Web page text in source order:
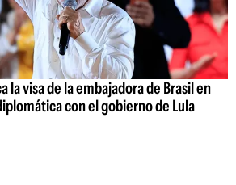
la visa de la embajadora de Brasil en
con el gobierno de Lula